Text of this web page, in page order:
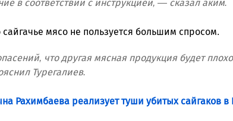
в соответствии с инструкцией, — сказал аким.
мясо не пользуется большим спросом.
что другая мясная продукция будет
Турегалиев.
Рахимбаева реализует туши убитых сайгаков в